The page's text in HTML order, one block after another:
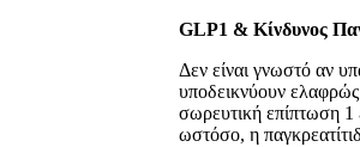
GLP1 & Κίνδυνος
Δεν είναι γνωστό αν
υποδεικνύουν ελαφρώς
σωρευτική επίπτωση 1
ωστόσο, η